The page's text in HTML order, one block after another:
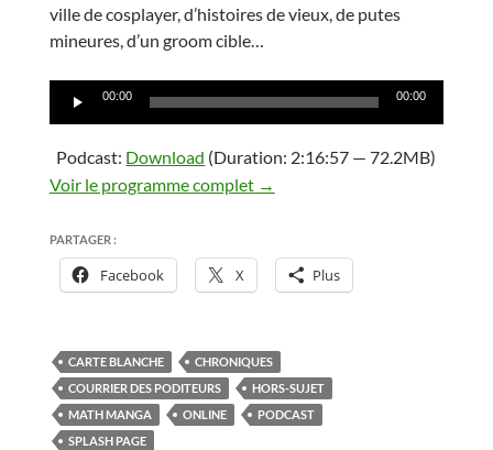
ville de cosplayer, d’histoires de vieux, de putes
mineures, d’un groom cible…
Lecteur
00:00 00:00
Podcast: Download (Duration: 2:16:57 — 72.2MB)
Voir le programme complet →
PARTAGER :
Facebook X Plus
CARTE BLANCHE
CHRONIQUES
COURRIER DES PODITEURS
HORS-SUJET
MATH MANGA
ONLINE
PODCAST
SPLASH PAGE